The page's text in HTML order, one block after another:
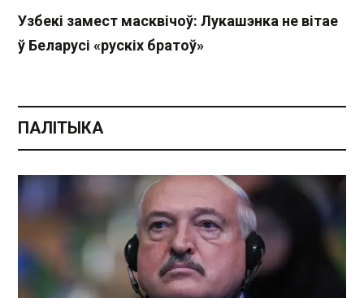
Узбекі замест масквічоў: Лукашэнка не вітае
ў Беларусі «рускіх братоў»
ПАЛІТЫКА